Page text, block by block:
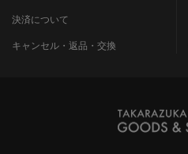
決済について
キャンセル・返品・交換